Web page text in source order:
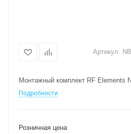
Артикул:
Монтажный комплект RF Elements
Подробности
Розничная цена